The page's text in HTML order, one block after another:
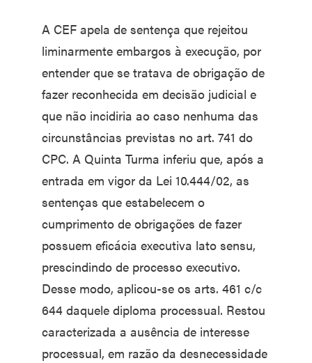
A CEF apela de sentença que rejeitou
liminarmente embargos à execução, por
entender que se tratava de obrigação de
fazer reconhecida em decisão judicial e
que não incidiria ao caso nenhuma das
circunstâncias previstas no art. 741 do
CPC. A Quinta Turma inferiu que, após a
entrada em vigor da Lei 10.444/02, as
sentenças que estabelecem o
cumprimento de obrigações de fazer
possuem eficácia executiva lato sensu,
prescindindo de processo executivo.
Desse modo, aplicou-se os arts. 461 c/c
644 daquele diploma processual. Restou
caracterizada a ausência de interesse
processual, em razão da desnecessidade